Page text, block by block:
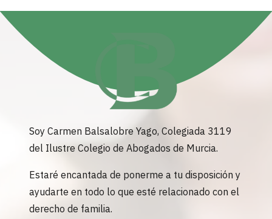
Soy Carmen Balsalobre Yago, Colegiada 3119
del Ilustre Colegio de Abogados de Murcia.
Estaré encantada de ponerme a tu disposición y
ayudarte en todo lo que esté relacionado con el
derecho de familia.